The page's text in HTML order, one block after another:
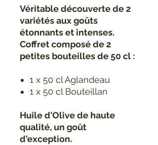
Véritable découverte de 2
variétés aux goûts
étonnants et intenses.
Coffret composé de 2
petites bouteilles de 50 cl :
1 x 50 cl Aglandeau
1 x 50 cl Bouteillan
Huile d'Olive de haute
qualité, un goût
d'exception.